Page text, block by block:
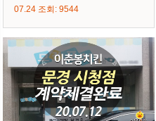
07.24 조회: 9544